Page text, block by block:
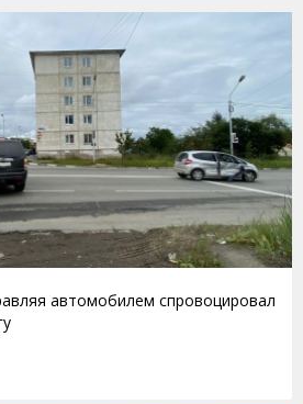
автомобилем спровоцировал